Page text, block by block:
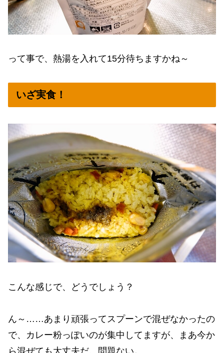
って事で、熱湯を入れて15分待ちますかね～
いざ実食！
こんな感じで、どうでしょう？
ん～……あまり頑張ってスプーンで混ぜなかったの
で、カレー粉っぽいのが集中してますが、まあ今か